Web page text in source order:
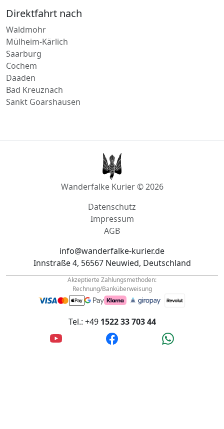
Direktfahrt nach
Waldmohr
Mülheim-Kärlich
Saarburg
Cochem
Daaden
Bad Kreuznach
Datenschutz
Impressum
info@wanderfalke-kurier.de
Innstraße 4, 56567 Neuwied, Deutschland
Akzeptierte Zahlungsmethoden:
Rechnung/Banküberweisung
1522 33 703 44